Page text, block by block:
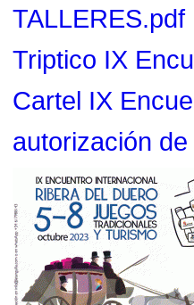
TALLERES.pdf
Triptico IX
Cartel IX
autorización